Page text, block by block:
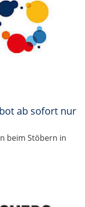
ab sofort nur
beim Stöbern in